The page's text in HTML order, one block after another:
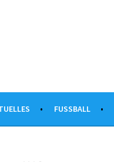
FUSSBALL